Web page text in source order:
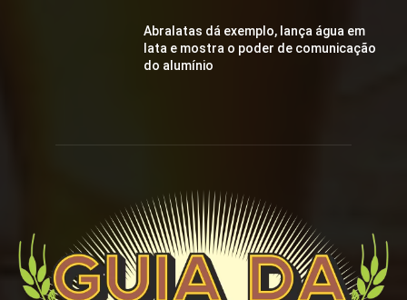
Abralatas dá exemplo, lança água em
lata e mostra o poder de comunicação
do alumínio